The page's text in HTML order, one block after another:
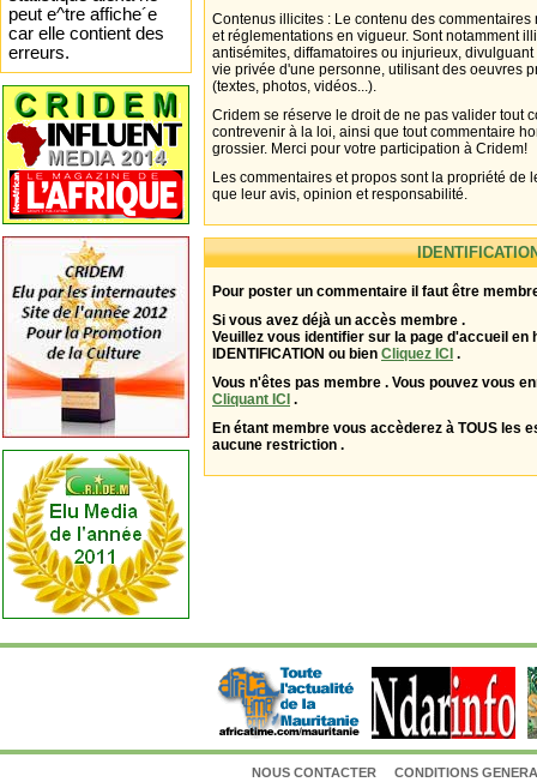
Contenus illicites : Le contenu des
et réglementations en vigueur. Sont notamment
antisémites, diffamatoires ou injurieux,
vie privée d'une personne, utilisant des oeuvres
(textes, photos, vidéos...).
Cridem se réserve le droit de ne pas valider tout
contrevenir à la loi, ainsi que tout commentaire
grossier. Merci pour votre participation à Cridem!
Les commentaires et propos sont la propriété de
que leur avis, opinion et responsabilité.
Pour poster un commentaire il faut être
Si vous avez déjà un accès membre .
Veuillez vous identifier sur la page d'accueil en
IDENTIFICATION ou bien Cliquez ICI .
Vous n'êtes pas membre . Vous pouvez vous
Cliquant ICI .
En étant membre vous accèderez à TOUS les
aucune restriction .
NOUS CONTACTER CONDITIONS